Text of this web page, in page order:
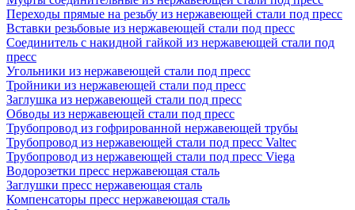
Переходы прямые на резьбу из нержавеющей стали под пресс
Вставки резьбовые из нержавеющей стали под пресс
Соединитель с накидной гайкой из нержавеющей стали под
пресс
Угольники из нержавеющей стали под пресс
Тройники из нержавеющей стали под пресс
Заглушка из нержавеющей стали под пресс
Обводы из нержавеющей стали под пресс
Трубопровод из гофрированной нержавеющей трубы
Трубопровод из нержавеющей стали под пресс Valtec
Трубопровод из нержавеющей стали под пресс Viega
Водорозетки пресс нержавеющая сталь
Заглушки пресс нержавеющая сталь
Компенсаторы пресс нержавеющая сталь